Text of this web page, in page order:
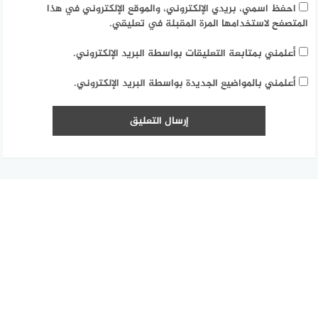
احفظ اسمي، بريدي الإلكتروني، والموقع الإلكتروني في هذا
المتصفح لاستخدامها المرة المقبلة في تعليقي.
أعلمني بمتابعة التعليقات بواسطة البريد الإلكتروني.
أعلمني بالمواضيع الجديدة بواسطة البريد الإلكتروني.